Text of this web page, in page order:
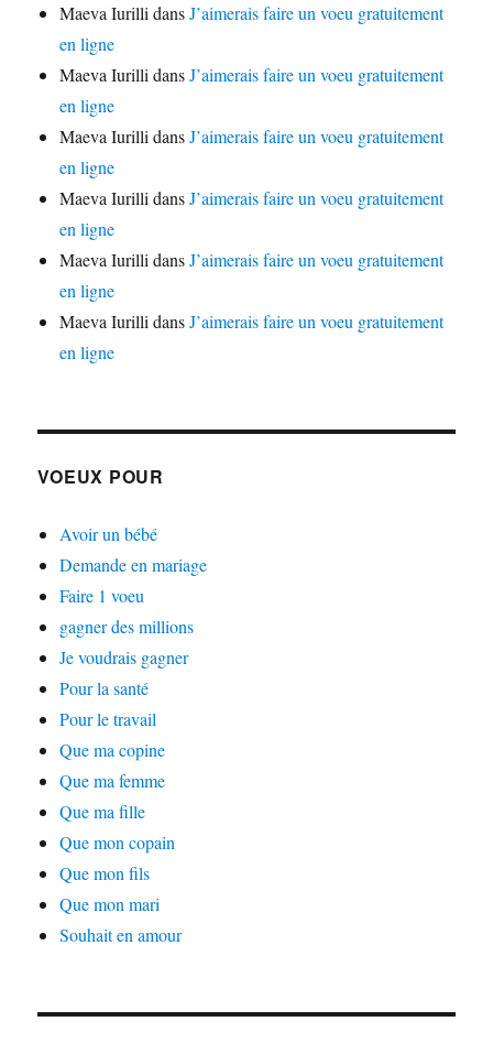
Maeva Iurilli dansJ’aimerais faire un voeu gratuitement
en ligne
Maeva Iurilli dansJ’aimerais faire un voeu gratuitement
en ligne
Maeva Iurilli dansJ’aimerais faire un voeu gratuitement
en ligne
Maeva Iurilli dansJ’aimerais faire un voeu gratuitement
en ligne
Maeva Iurilli dansJ’aimerais faire un voeu gratuitement
en ligne
Maeva Iurilli dansJ’aimerais faire un voeu gratuitement
en ligne
VOEUX POUR
Avoir un bébé
Demande en mariage
Faire 1 voeu
gagner des millions
Je voudrais gagner
Pour la santé
Pour le travail
Que ma copine
Que ma femme
Que ma fille
Que mon copain
Que mon fils
Que mon mari
Souhait en amour